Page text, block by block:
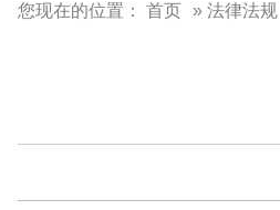
您现在的位置： 首页 » 法律法规